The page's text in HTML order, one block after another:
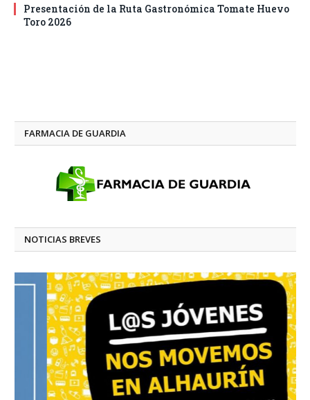
Presentación de la Ruta Gastronómica Tomate Huevo
Toro 2026
FARMACIA DE GUARDIA
NOTICIAS BREVES